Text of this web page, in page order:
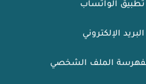
الإلكتروني
الواتساب
الملف الشخصي